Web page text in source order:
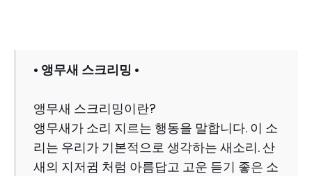
• 앵무새 스크리밍 •
앵무새 스크리밍이란?
앵무새가 소리 지르는 행동을 말합니다. 이 소
리는 우리가 기본적으로 생각하는 새소리. 산
새의 지저귐 처럼 아름답고 고운 듣기 좋은 소